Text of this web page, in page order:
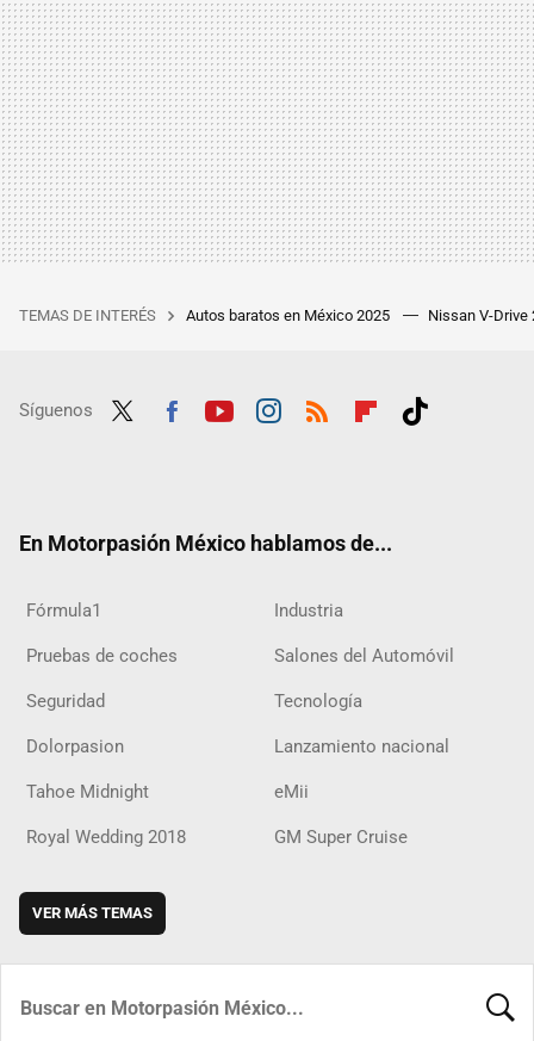
TEMAS DE INTERÉS Autos baratos en México 2025 Nissan V-Drive
Síguenos
En Motorpasión México hablamos de...
Fórmula1 Industria
Pruebas de coches Salones del Automóvil
Seguridad Tecnología
Dolorpasion Lanzamiento nacional
Tahoe Midnight eMii
Royal Wedding 2018 GM Super Cruise
VER MÁS TEMAS